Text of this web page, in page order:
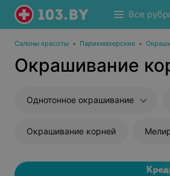
Все
Салоны красоты • Парикмахерские •
Окрашивание
Однотонное окрашивание
Окрашивание корней